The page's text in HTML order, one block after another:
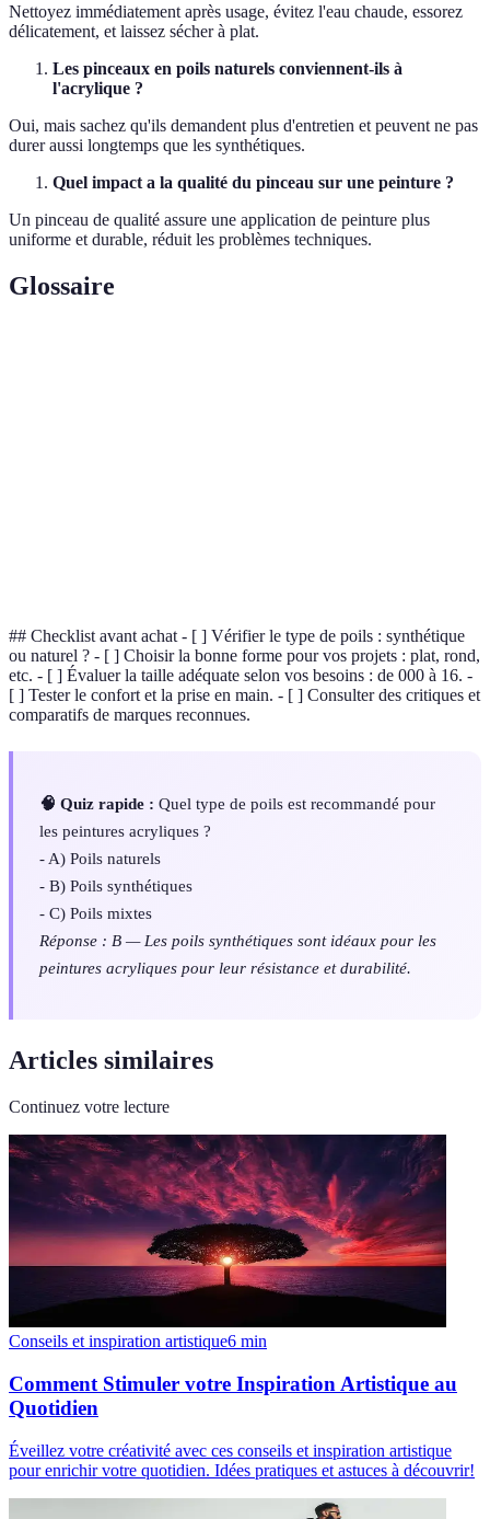
Nettoyez immédiatement après usage, évitez l'eau chaude, essorez
délicatement, et laissez sécher à plat.
Les pinceaux en poils naturels conviennent-ils à
l'acrylique ?
Oui, mais sachez qu'ils demandent plus d'entretien et peuvent ne pas
durer aussi longtemps que les synthétiques.
Quel impact a la qualité du pinceau sur une peinture ?
Un pinceau de qualité assure une application de peinture plus
uniforme et durable, réduit les problèmes techniques.
Glossaire
## Checklist avant achat - [ ] Vérifier le type de poils : synthétique
ou naturel ? - [ ] Choisir la bonne forme pour vos projets : plat, rond,
etc. - [ ] Évaluer la taille adéquate selon vos besoins : de 000 à 16. -
[ ] Tester le confort et la prise en main. - [ ] Consulter des critiques et
comparatifs de marques reconnues.
🧠 Quiz rapide : Quel type de poils est recommandé pour
les peintures acryliques ?
- A) Poils naturels
- B) Poils synthétiques
- C) Poils mixtes
Réponse : B — Les poils synthétiques sont idéaux pour les
peintures acryliques pour leur résistance et durabilité.
Articles similaires
Continuez votre lecture
Conseils et inspiration artistique6 min
Comment Stimuler votre Inspiration Artistique au
Quotidien
Éveillez votre créativité avec ces conseils et inspiration artistique
pour enrichir votre quotidien. Idées pratiques et astuces à découvrir!